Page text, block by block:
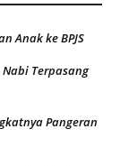
Anak ke BPJS
Terpasang
Pangeran